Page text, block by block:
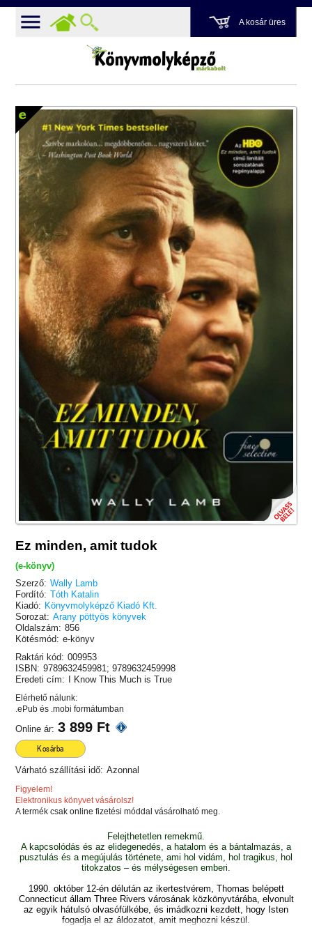
A kosár üres
Ez minden, amit tudok
(e-könyv)
Szerző: Wally Lamb
Fordító: Tóth Katalin
Kiadó: Könyvmolyképző Kiadó Kft.
Sorozat: Arany pöttyös könyvek
Oldalszám: 856
Kötésmód: e-könyv
Raktári kód: 009953
ISBN: 9789632459981; 9789632459998
Eredeti cím:
I Know This Much is True
Elérhető nálunk:
.ePub és .mobi formátumban
Online ár: 3 899 Ft
Kosárba
Várható szállítási idő: Azonnal
Figyelem!
Elektronikus könyvet vásárolsz!
A termék csak online fizetési móddal vásárolható meg.
Felejthetetlen remekmű.
A kapcsolódás és az elidegenedés, a hatalom és a bántalmazás, a
pusztulás és a megújulás története, ami hol vidám, hol tragikus, hol
titokzatos – és mélységesen emberi.
1990. október 12-én délután az ikertestvérem, Thomas belépett
Connecticut állam Three Rivers városának közkönyvtárába, elvonult
az egyik hátulsó olvasófülkébe, és imádkozni kezdett, hogy Isten
fogadja el az áldozatot, amit meghozni készül.